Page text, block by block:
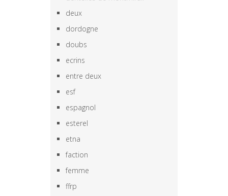
deux
dordogne
doubs
ecrins
entre deux
esf
espagnol
esterel
etna
faction
femme
ffrp